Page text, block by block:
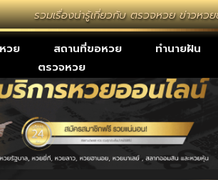
รวมเรื่องน่ารู้เกี่ยวกับ ตรวจหวย ข่าวหวย
วย สถานที่ขอหวย
ทำนายฝัน
ตรวจหวย